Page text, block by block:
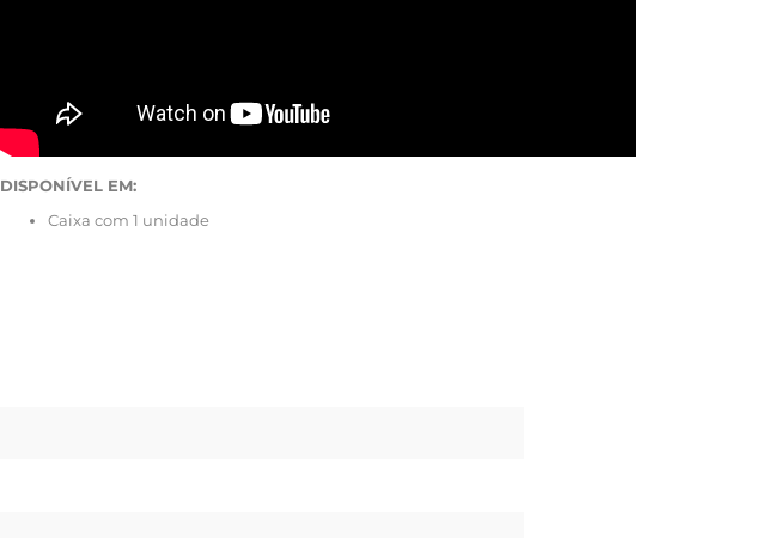
DISPONÍVEL EM:
Caixa com 1 unidade